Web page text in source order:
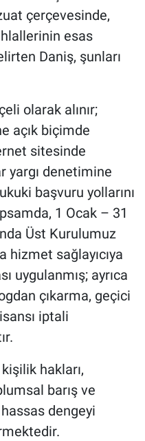
çerçevesinde,
esas
Daniş, şunları
olarak alınır;
açık biçimde
sitesinde
yargı denetimine
başvuru yollarını
1 Ocak – 31
Üst Kurulumuz
hizmet sağlayıcıya
uygulanmış; ayrıca
çıkarma, geçici
iptali
hakları,
barış ve
hassas dengeyi